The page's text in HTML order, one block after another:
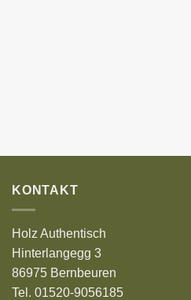
KONTAKT
Holz Authentisch
Hinterlangegg 3
86975 Bernbeuren
Tel. 01520-9056185